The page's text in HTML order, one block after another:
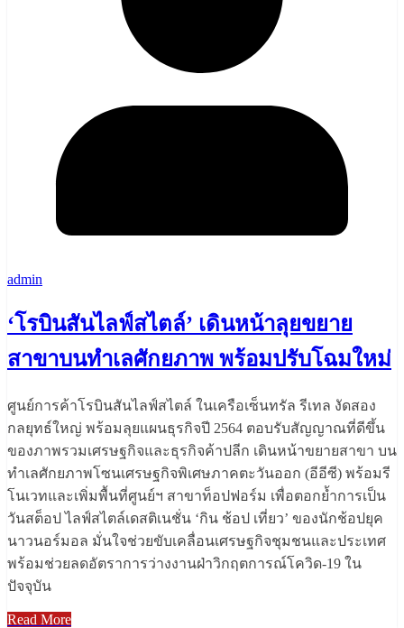
admin
‘โรบินสันไลฟ์สไตล์’ เดินหน้าลุยขยาย
สาขาบนทำเลศักยภาพ พร้อมปรับโฉมใหม่
ศูนย์การค้าโรบินสันไลฟ์สไตล์ ในเครือเซ็นทรัล รีเทล งัดสอง
กลยุทธ์ใหญ่ พร้อมลุยแผนธุรกิจปี 2564 ตอบรับสัญญาณที่ดีขึ้น
ของภาพรวมเศรษฐกิจและธุรกิจค้าปลีก เดินหน้าขยายสาขา บน
ทำเลศักยภาพโซนเศรษฐกิจพิเศษภาคตะวันออก (อีอีซี) พร้อมรี
โนเวทและเพิ่มพื้นที่ศูนย์ฯ สาขาท็อปฟอร์ม เพื่อตอกย้ำการเป็น
วันสต็อป ไลฟ์สไตล์เดสติเนชั่น ‘กิน ช้อป เที่ยว’ ของนักช้อปยุค
นาวนอร์มอล มั่นใจช่วยขับเคลื่อนเศรษฐกิจชุมชนและประเทศ
พร้อมช่วยลดอัตราการว่างงานฝ่าวิกฤตการณ์โควิด-19 ใน
ปัจจุบัน
Read More